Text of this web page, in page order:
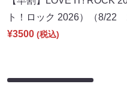
ト！ロック 2026）（8/22
¥3500 (税込)